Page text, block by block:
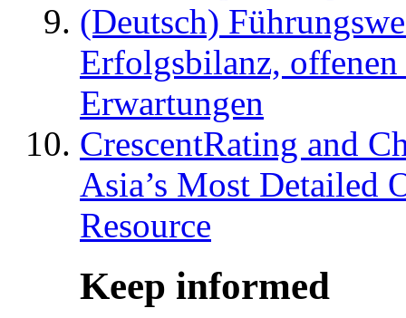
(Deutsch)
Erfolgsbilanz,
Erwartungen
CrescentRating and
Asia’s Most Detailed
Resource
Keep informed